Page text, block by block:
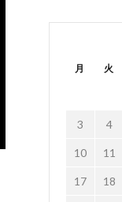
月 火
3 4
10 11
17 18